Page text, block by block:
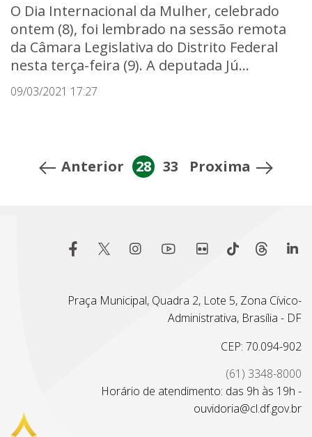
O Dia Internacional da Mulher, celebrado
ontem (8), foi lembrado na sessão remota
da Câmara Legislativa do Distrito Federal
nesta terça-feira (9). A deputada Jú...
09/03/2021 17:27
Anterior 28 33 Proxima
Praça Municipal, Quadra 2, Lote 5, Zona Cívico-
Administrativa, Brasília - DF
CEP: 70.094-902
(61) 3348-8000
Horário de atendimento: das 9h às 19h -
ouvidoria@cl.df.gov.br